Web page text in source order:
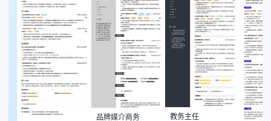
品牌媒介商务 教务主任